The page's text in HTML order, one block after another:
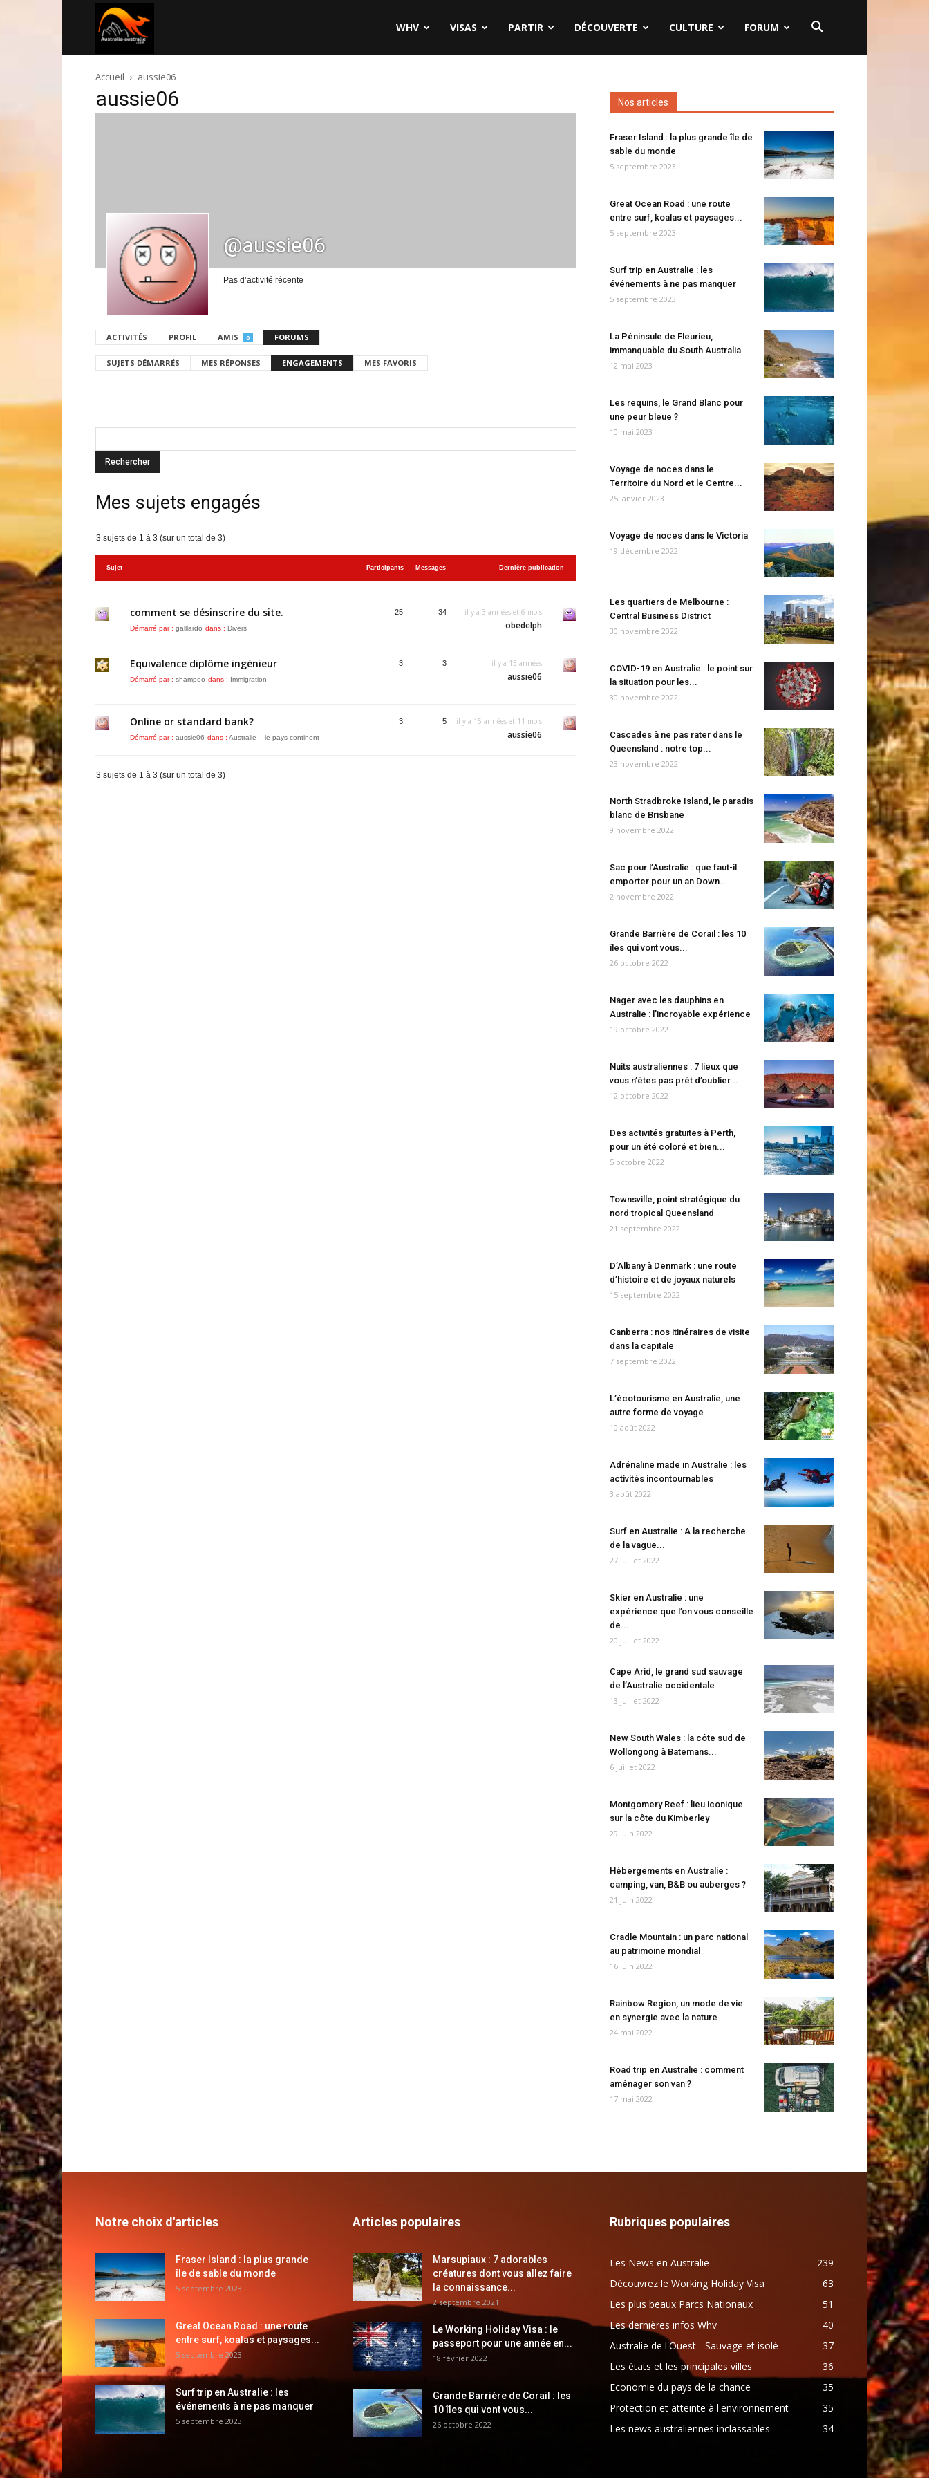
australie.com
WHV VISAS PARTIR DÉCOUVERTE CULTURE FORUM
Accueil aussie06
aussie06
@aussie06
Pas d’activité récente
ACTIVITÉS PROFIL AMIS 0 FORUMS
SUJETS DÉMARRÉS MES RÉPONSES ENGAGEMENTS MES FAVORIS
Mes sujets engagés
3 sujets de 1 à 3 (sur un total de 3)
Sujet Participants Messages Dernière publication
comment se désinscrire du site.
Démarré par : galllardo dans : Divers
25 34 il y a 3 années et 6 mois
obedelph
Equivalence diplôme ingénieur
Démarré par : shampoo dans : Immigration
3 3 il y a 15 années
aussie06
Online or standard bank?
Démarré par : aussie06 dans : Australie – le pays-continent
3 5 il y a 15 années et 11 mois
aussie06
3 sujets de 1 à 3 (sur un total de 3)
Nos articles
Fraser Island : la plus grande île de
sable du monde
5 septembre 2023
Great Ocean Road : une route
entre surf, koalas et paysages...
5 septembre 2023
Surf trip en Australie : les
événements à ne pas manquer
5 septembre 2023
La Péninsule de Fleurieu,
immanquable du South Australia
12 mai 2023
Les requins, le Grand Blanc pour
une peur bleue ?
10 mai 2023
Voyage de noces dans le
Territoire du Nord et le Centre...
25 janvier 2023
Voyage de noces dans le Victoria
19 décembre 2022
Les quartiers de Melbourne :
Central Business District
30 novembre 2022
COVID-19 en Australie : le point sur
la situation pour les...
30 novembre 2022
Cascades à ne pas rater dans le
Queensland : notre top...
23 novembre 2022
North Stradbroke Island, le paradis
blanc de Brisbane
9 novembre 2022
Sac pour l’Australie : que faut-il
emporter pour un an Down...
2 novembre 2022
Grande Barrière de Corail : les 10
îles qui vont vous...
26 octobre 2022
Nager avec les dauphins en
Australie : l’incroyable expérience
19 octobre 2022
Nuits australiennes : 7 lieux que
vous n’êtes pas prêt d’oublier...
12 octobre 2022
Des activités gratuites à Perth,
pour un été coloré et bien...
5 octobre 2022
Townsville, point stratégique du
nord tropical Queensland
21 septembre 2022
D’Albany à Denmark : une route
d’histoire et de joyaux naturels
15 septembre 2022
Canberra : nos itinéraires de visite
dans la capitale
7 septembre 2022
L’écotourisme en Australie, une
autre forme de voyage
10 août 2022
Adrénaline made in Australie : les
activités incontournables
3 août 2022
Surf en Australie : A la recherche
de la vague...
27 juillet 2022
Skier en Australie : une
expérience que l’on vous conseille
de...
20 juillet 2022
Cape Arid, le grand sud sauvage
de l’Australie occidentale
13 juillet 2022
New South Wales : la côte sud de
Wollongong à Batemans...
6 juillet 2022
Montgomery Reef : lieu iconique
sur la côte du Kimberley
29 juin 2022
Hébergements en Australie :
camping, van, B&B ou auberges ?
21 juin 2022
Cradle Mountain : un parc national
au patrimoine mondial
16 juin 2022
Rainbow Region, un mode de vie
en synergie avec la nature
24 mai 2022
Road trip en Australie : comment
aménager son van ?
17 mai 2022
Notre choix d'articles
Fraser Island : la plus grande
île de sable du monde
5 septembre 2023
Great Ocean Road : une route
entre surf, koalas et paysages...
5 septembre 2023
Surf trip en Australie : les
événements à ne pas manquer
5 septembre 2023
Articles populaires
Marsupiaux : 7 adorables
créatures dont vous allez faire
la connaissance...
2 septembre 2021
Le Working Holiday Visa : le
passeport pour une année en...
18 février 2022
Grande Barrière de Corail : les
10 îles qui vont vous...
26 octobre 2022
Rubriques populaires
Les News en Australie
239
Découvrez le Working Holiday Visa
63
Les plus beaux Parcs Nationaux
51
Les dernières infos Whv
40
Australie de l'Ouest - Sauvage et isolé
37
Les états et les principales villes
36
Economie du pays de la chance
35
Protection et atteinte à l'environnement
35
Les news australiennes inclassables
34